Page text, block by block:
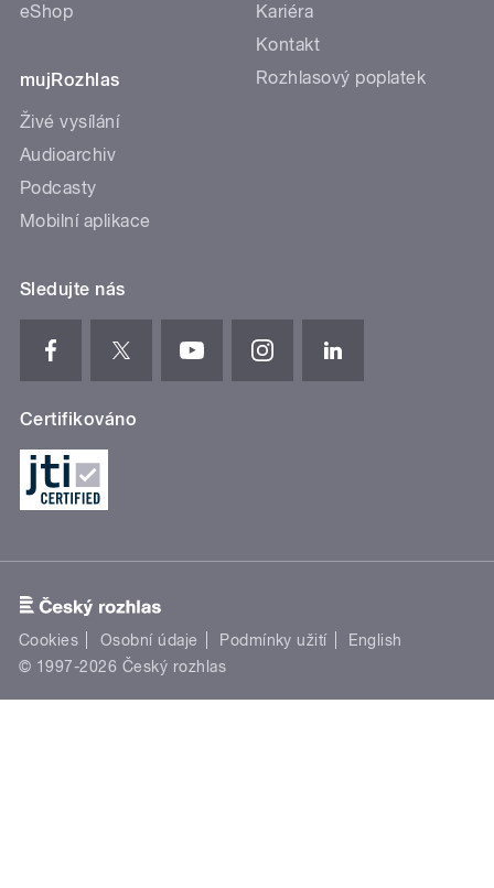
eShop
mujRozhlas
Živé vysílání
Audioarchiv
Podcasty
Mobilní aplikace
Kariéra
Kontakt
Rozhlasový poplatek
Sledujte nás
Certifikováno
Cookies Osobní údaje Podmínky užití
English
© 1997-2026 Český rozhlas